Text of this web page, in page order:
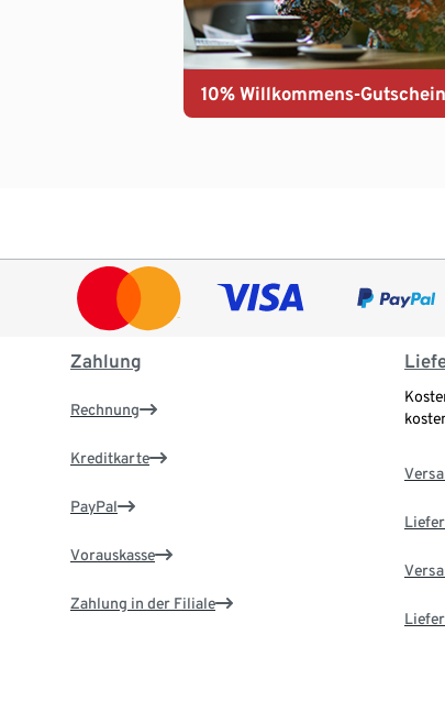
10% Willkommens-
Zahlung
Rechnung
Kreditkarte
PayPal
Vorauskasse
Zahlung in der Filiale